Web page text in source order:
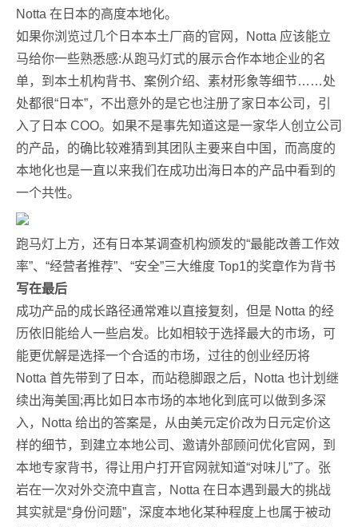
Notta 在日本的高度本地化。
如果你浏览过几个日本本土厂商的官网，Notta 应该能立
马给你一些熟悉感:从跑马灯式的展示合作本地企业的名
单，到本土机构背书、案例介绍、素材形象等细节……处
处都很“日本”，不出意外的是它也注册了家日本公司，引
入了日本 COO。如果不是事先知道这是一家华人创立公司
的产品，的确比较难猜到其团队主要来自中国，而高度的
本地化也是一直以来我们在成功出海日本的产品中看到的
一个共性。
跑马灯上方，还有日本某调查机构颁发的“最能改善工作效
率”、“经营者推荐”、“安全”三大维度 Top1的奖章作为背书
写在最后
成功产品的成长路径通常难以直接复刻，但是 Notta 的经
历依旧能给人一些启发。比如相较于选择最大的市场，可
能更优解是选择一个合适的市场，过往的创业经历将
Notta 首先带到了日本，而站稳脚跟之后，Notta 也计划继
续出海美国;再比如日本市场的本地化到底可以做到多深
入，Notta 给出的答案是，从由美元定价改为日元定价这
样的细节，到建立本地公司、邀请外部顾问优化官网，到
本地专家背书，得让用户打开官网就知道“对味儿”了。张
岩在一次对外交流中直言，Notta 在日本遇到最大的挑战
其实就是“身份问题”，深度本地化某种程度上也属于被动